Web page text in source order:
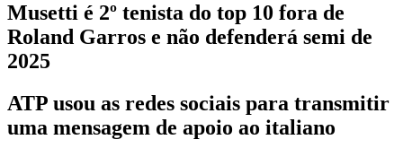
Musetti é 2º tenista do top 10 fora de
Roland Garros e não defenderá semi de
2025
ATP usou as redes sociais para transmitir
uma mensagem de apoio ao italiano